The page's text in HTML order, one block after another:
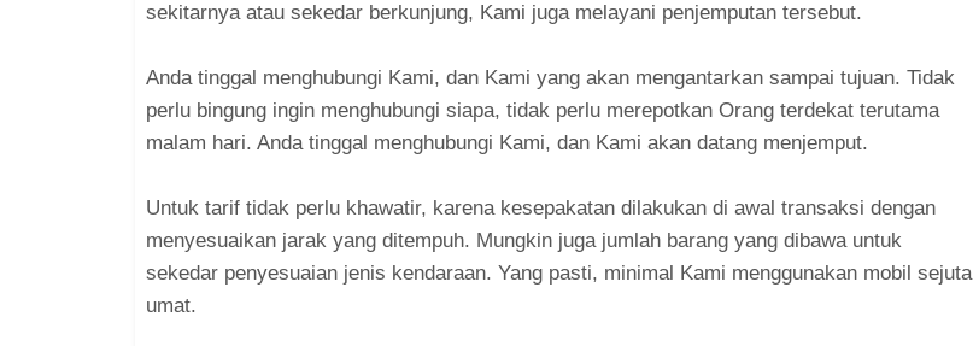
sekitarnya atau sekedar berkunjung, Kami juga melayani penjemputan tersebut.
Anda tinggal menghubungi Kami, dan Kami yang akan mengantarkan sampai tujuan. Tidak
perlu bingung ingin menghubungi siapa, tidak perlu merepotkan Orang terdekat terutama
malam hari. Anda tinggal menghubungi Kami, dan Kami akan datang menjemput.
Untuk tarif tidak perlu khawatir, karena kesepakatan dilakukan di awal transaksi dengan
menyesuaikan jarak yang ditempuh. Mungkin juga jumlah barang yang dibawa untuk
sekedar penyesuaian jenis kendaraan. Yang pasti, minimal Kami menggunakan mobil sejuta
umat.